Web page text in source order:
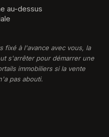
au-dessus
fixé à l'avance avec vous, la
s'arrêter pour démarrer une
immobiliers si la vente
pas abouti.